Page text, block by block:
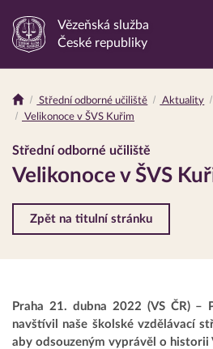
Odkaz
stránku
Vězeňská služba
České republiky
Drobečková
Střední odborné učiliště Aktuality
Velikonoce v ŠVS Kuřim
Střední odborné učiliště
Velikonoce v ŠVS
Zpět na titulní stránku
Praha 21. dubna 2022 (VS ČR) –
navštívil naše školské vzdělávací
aby odsouzeným vyprávěl o historii